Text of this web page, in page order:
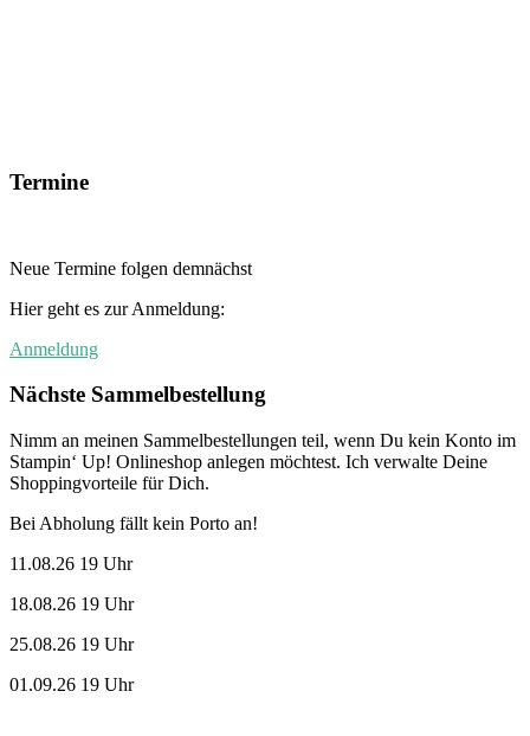
Termine
Neue Termine folgen demnächst
Hier geht es zur Anmeldung:
Anmeldung
Nächste Sammelbestellung
Nimm an meinen Sammelbestellungen teil, wenn Du kein Konto im
Stampin‘ Up! Onlineshop anlegen möchtest. Ich verwalte Deine
Shoppingvorteile für Dich.
Bei Abholung fällt kein Porto an!
11.08.26 19 Uhr
18.08.26 19 Uhr
25.08.26 19 Uhr
01.09.26 19 Uhr